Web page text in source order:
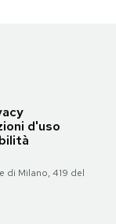
d'uso
di Milano, 419 del